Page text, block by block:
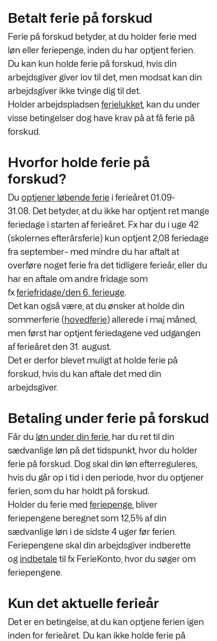
Betalt ferie på forskud
Ferie på forskud betyder, at du holder ferie med
løn eller feriepenge, inden du har optjent ferien.
Du kan kun holde ferie på forskud, hvis din
arbejdsgiver giver lov til det, men modsat kan din
arbejdsgiver ikke tvinge dig til det.
Holder arbejdspladsen ferielukket , kan du under
visse betingelser dog have krav på at få ferie på
forskud.
Hvorfor holde ferie på
forskud?
Du optjener løbende ferie i ferieåret 01.09-
31.08. Det betyder, at du ikke har optjent ret mange
feriedage i starten af ferieåret. Fx har du i uge 42
(skolernes efterårsferie) kun optjent 2,08 feriedage
fra september– med mindre du har aftalt at
overføre noget ferie fra det tidligere ferieår, eller du
har en aftale om andre fridage som
fxferiefridage/den 6. ferieuge.
Det kan også være, at du ønsker at holde din
sommerferie (hovedferie) allerede i maj måned,
men først har optjent feriedagene ved udgangen
af ferieåret den 31. august.
Det er derfor blevet muligt at holde ferie på
forskud, hvis du kan aftale det med din
arbejdsgiver.
Betaling under ferie på forskud
Får du løn under din ferie , har du ret til din
sædvanlige løn på det tidspunkt, hvor du holder
ferie på forskud. Dog skal din løn efterreguleres,
hvis du går op i tid i den periode, hvor du optjener
ferien, som du har holdt på forskud.
Holder du ferie med feriepenge , bliver
feriepengene beregnet som 12,5% af din
sædvanlige løn i de sidste 4 uger før ferien.
Feriepengene skal din arbejdsgiver indberette
og indbetale til fx FerieKonto, hvor du søger om
feriepengene.
Kun det aktuelle ferieår
Det er en betingelse, at du kan optjene ferien igen
inden for ferieåret. Du kan ikke holde ferie på